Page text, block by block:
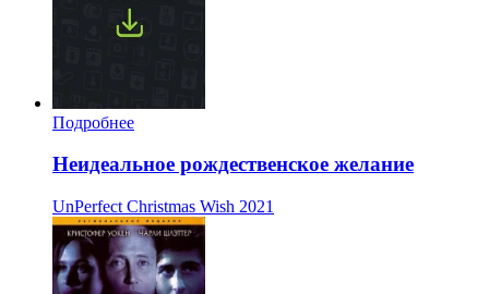
Подробнее
Неидеальное рождественское желание
UnPerfect Christmas Wish 2021